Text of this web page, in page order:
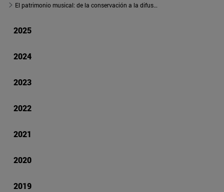
El patrimonio musical: de la conservación a la difusión
2025
2024
2023
2022
2021
2020
2019